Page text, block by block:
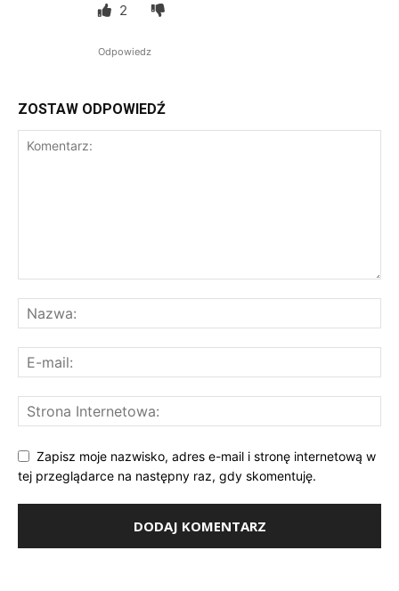
2
Odpowiedz
ZOSTAW ODPOWIEDŹ
Zapisz moje nazwisko, adres e-mail i stronę internetową w
tej przeglądarce na następny raz, gdy skomentuję.